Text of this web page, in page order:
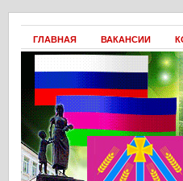
ГЛАВНАЯ ВАКАНСИИ